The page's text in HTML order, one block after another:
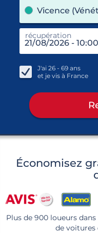
Vicence
récupération
J'ai 26 - 69 ans
et je vis à France
Économisez
Plus de 900 loueurs
de voitures